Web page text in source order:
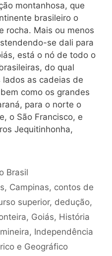
montanhosa, que
brasileiro o
rocha. Mais ou menos
se dali para
está o nó de todo o
do qual
as cadeias de
como os grandes
para o norte o
o São Francisco, e
Jequitinhonha,
Brasil
, Campinas, contos de
superior, dedução,
, Goiás, História
, Independência
e Geográfico